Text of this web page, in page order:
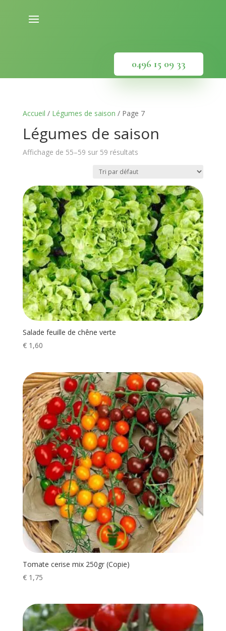
0496 15 09 33
Accueil / Légumes de saison / Page 7
Légumes de saison
Affichage de 55–59 sur 59 résultats
Salade feuille de chêne verte
€1,60
Tomate cerise mix 250gr (Copie)
€1,75